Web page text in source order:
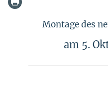
Montage des
am 5.